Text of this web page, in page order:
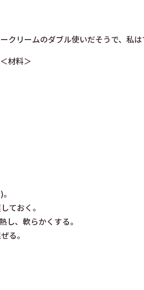
リームのダブル使いだそうで、私は
＜材料＞
ておく。
し、軟らかくする。
る。